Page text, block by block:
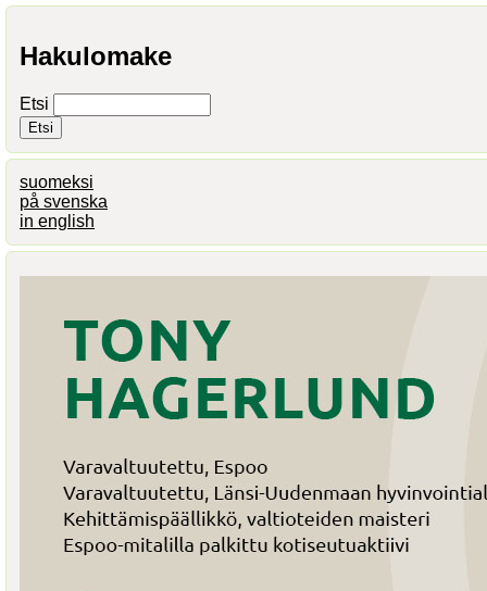
Hakulomake
Etsi
suomeksi
på svenska
in english